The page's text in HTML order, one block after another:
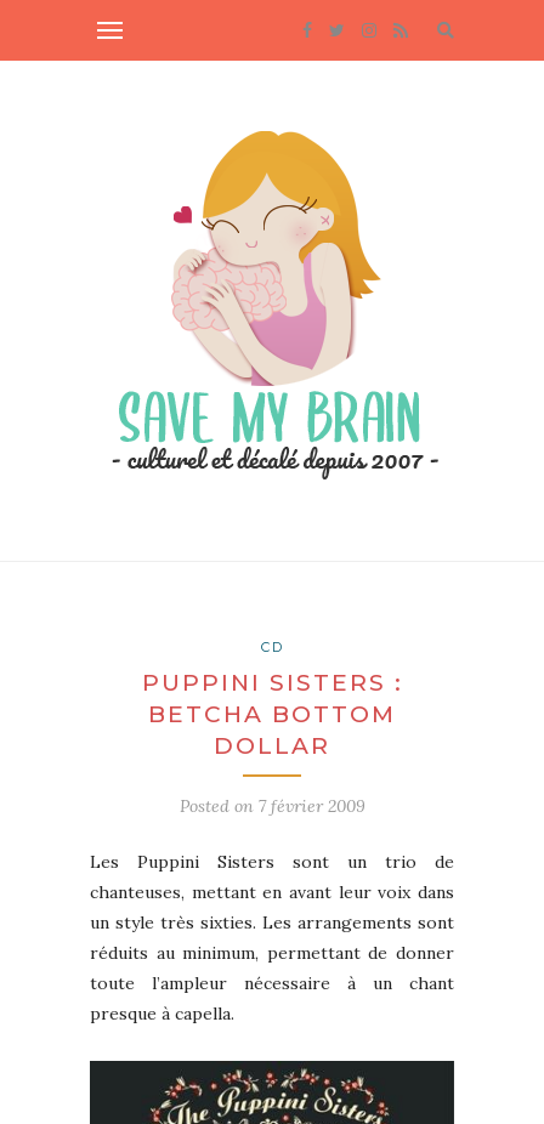
CD
PUPPINI SISTERS :
BETCHA BOTTOM
DOLLAR
Posted on 7 février 2009
Les Puppini Sisters sont un trio de
chanteuses, mettant en avant leur voix dans
un style très sixties. Les arrangements sont
réduits au minimum, permettant de donner
toute l’ampleur nécessaire à un chant
presque à capella.